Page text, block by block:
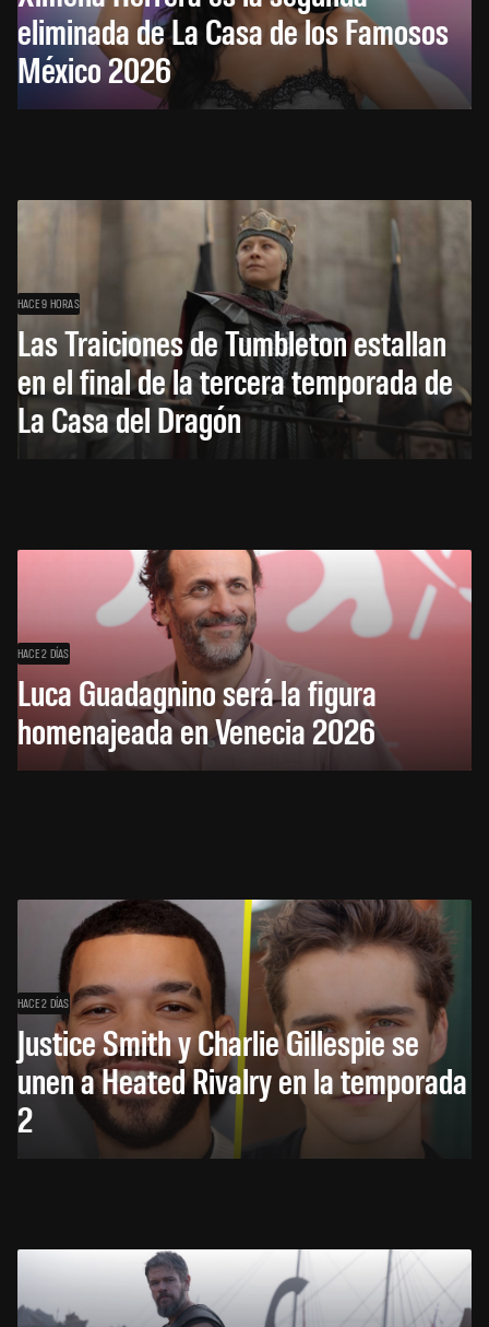
eliminada de La Casa de los Famosos
México 2026
HACE 9 HORAS
Las Traiciones de Tumbleton estallan
en el final de la tercera temporada de
La Casa del Dragón
HACE 2 DÍAS
Luca Guadagnino será la figura
homenajeada en Venecia 2026
HACE 2 DÍAS
Justice Smith y Charlie Gillespie se
unen a Heated Rivalry en la temporada
2